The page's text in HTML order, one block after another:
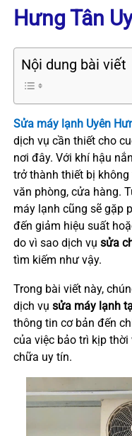
Hưng Tân
Nội dung bài viết
Sửa máy lạnh Uyên
dịch vụ cần thiết cho
nơi đây. Với khí hậu
trở thành thiết bị
văn phòng, cửa hàng.
máy lạnh cũng sẽ gặp
đến giảm hiệu suất
do vì sao dịch vụ sửa
tìm kiếm như vậy.
Trong bài viết này,
dịch vụ sửa máy lạnh
thông tin cơ bản đến
của việc bảo trì kịp
chữa uy tín.